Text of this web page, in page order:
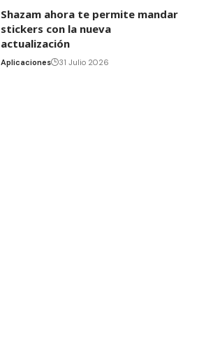
Shazam ahora te permite mandar
stickers con la nueva
actualización
Aplicaciones 31 Julio 2026